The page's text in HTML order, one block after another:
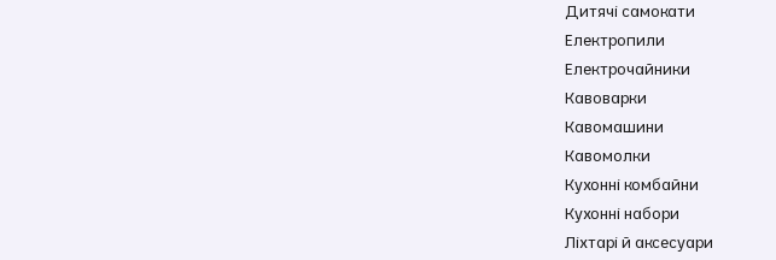
Дитячі самокати
Електропили
Електрочайники
Кавоварки
Кавомашини
Кавомолки
Кухонні комбайни
Кухонні набори
Ліхтарі й аксесуари